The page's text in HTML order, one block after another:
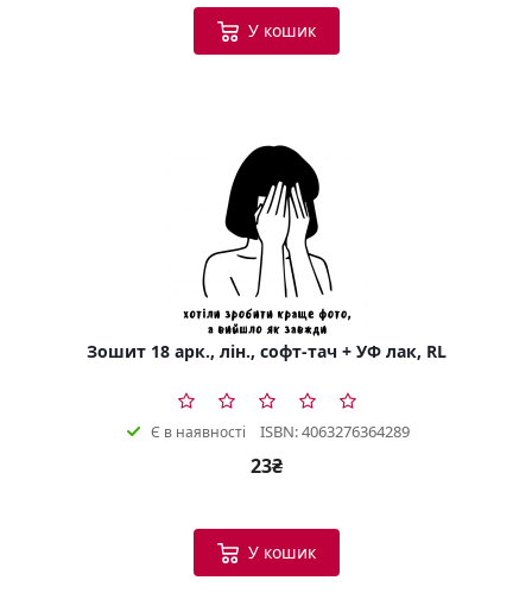
У кошик
Зошит 18 арк., лін., софт-тач + УФ лак, RL
Є в наявності ISBN: 4063276364289
23₴
У кошик